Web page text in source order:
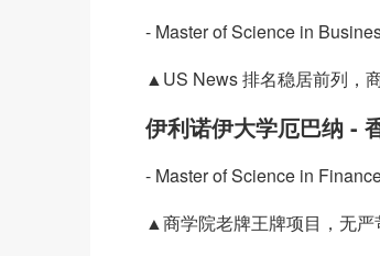
- Master of Science in
▲US News 排名稳居前列，
伊利诺伊大学厄巴纳 -
- Master of Science in
▲商学院老牌王牌项目，无严